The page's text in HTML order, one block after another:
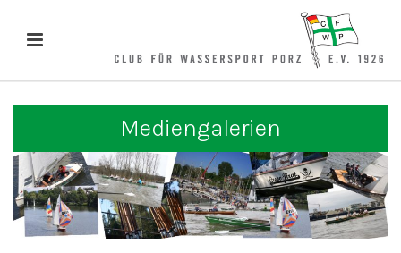
Mediengalerien